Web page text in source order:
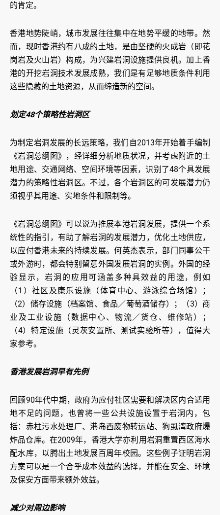
的肯定。
香港地势陡峭，城市发展往往集中在地势平缓的地带。然
而，现时香港约有八成的土地，是由坚硬的火成岩（即花
岗岩及火山岩）构成，为兴建岩洞设施提供良机。加上香
港的开挖岩洞技术发展成熟，我们是有足够地质条件利用
这些隐藏的土地资源，从而缔造新的空间。
划定48个策略性岩洞区
为制定岩洞发展的长远策略，我们自2013年开始着手编制
《岩洞总纲图》，经详细分析地质状况，并考虑附近的土
地用途、交通网络、空间环境等因素，识别了48个具发展
潜力的策略性岩洞区。不过，各个岩洞区的可发展潜力仍
须视乎其用途、实地条件和限制等。
《岩洞总纲图》可以说为推展本港岩洞发展，提供一个系
统性的指引，有助了解岩洞的发展潜力，优化土地供应，
以应付香港未来的持续发展。何英杰表示，部门同事公干
或外游时，都会特别留意外国发展岩洞的实例。外国的经
验显示，岩洞的应用可涵盖多种具效益的用途，例如
（1）社区及康乐设施（体育中心、游泳综合场馆）；
（2）储存设施（档案馆、食品／葡萄酒储存）；（3）商
业及工业设施（数据中心、物流／货仓、维修站）；
（4）特定设施（灵灰安置所、测试实验所等），值得大
家参考。
香港发展岩洞早有先例
回顾90年代中期，政府为应付社区需要和解决区内合适用
地不足的问题，也曾将一些公共设施设置于岩洞内，包
括：赤柱污水处理厂、港岛西废物转运站、狗虱湾政府爆
炸品仓库。在2009年，香港大学亦利用岩洞重置西区海水
配水库，以腾出土地发展百周年校园。这些例子证明岩洞
方案可以是一个合乎成本效益的选择，并能在安全、环境
及保安方面带来额外效益。
减少对周边影响